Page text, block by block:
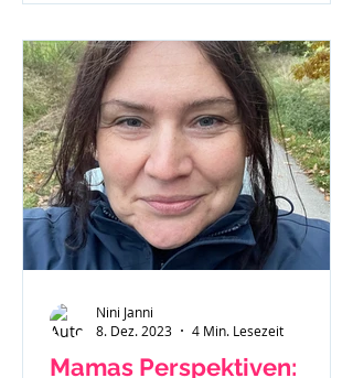
Mamas Perspektiven:
Nini Janni
8. Dez. 2023
4 Min. Lesezeit